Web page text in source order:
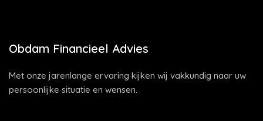
Obdam Financieel Advies
Met onze jarenlange ervaring kijken wij vakkundig naar uw
persoonlijke situatie en wensen.